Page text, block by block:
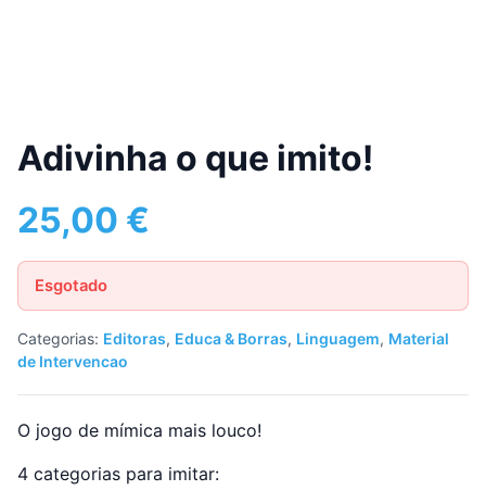
Adivinha o que imito!
25,00 €
Esgotado
Categorias: Editoras, Educa & Borras, Linguagem, Material
de Intervencao
O jogo de mímica mais louco!
4 categorias para imitar: